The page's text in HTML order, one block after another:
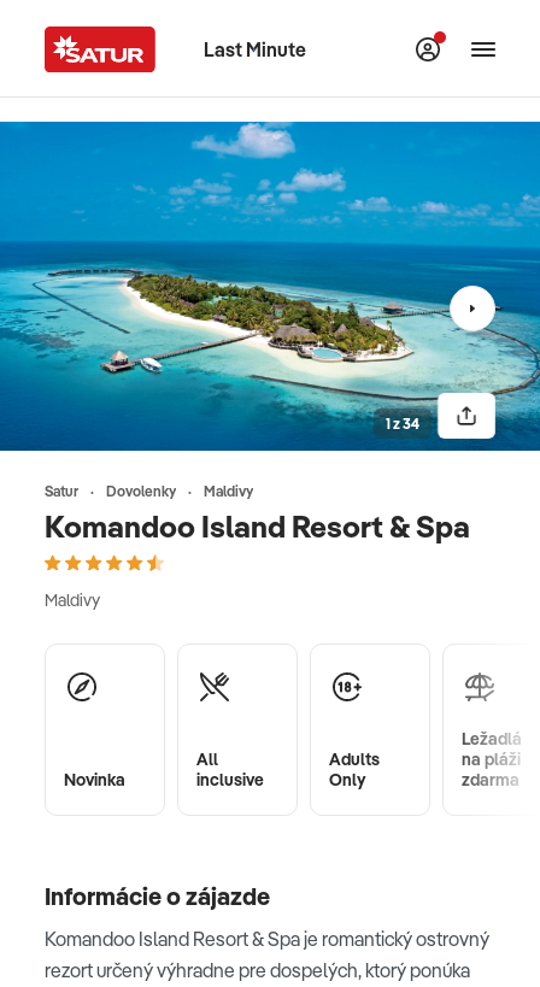
Last Minute
Satur Dovolenky Maldivy
Komandoo Island Resort & Spa
Maldivy
1 z 34
Novinka
All
inclusive
Adults
Only
Ležadlá
na pláži
zdarma
Informácie o zájazde
Komandoo Island Resort & Spa je romantický ostrovný
rezort určený výhradne pre dospelých, ktorý ponúka